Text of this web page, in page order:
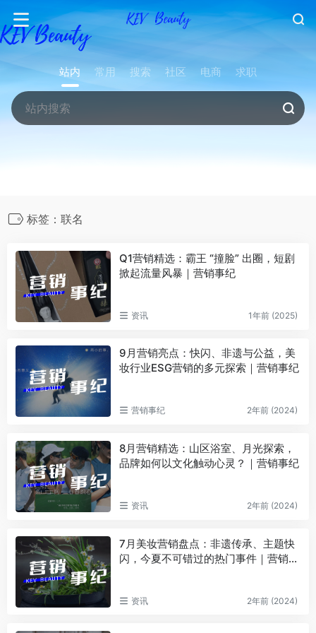
站内 常用 搜索 社区 电商 求职
标签：联名
Q1营销精选：霸王 “撞脸” 出圈，短剧
掀起流量风暴｜营销事纪
资讯 1年前 (2025)
9月营销亮点：快闪、非遗与公益，美
妆行业ESG营销的多元探索｜营销事纪
营销事纪 2年前 (2024)
8月营销精选：山区浴室、月光探索，
品牌如何以文化触动心灵？｜营销事纪
资讯 2年前 (2024)
7月美妆营销盘点：非遗传承、主题快
闪，今夏不可错过的热门事件｜营销事
资讯 2年前 (2024)